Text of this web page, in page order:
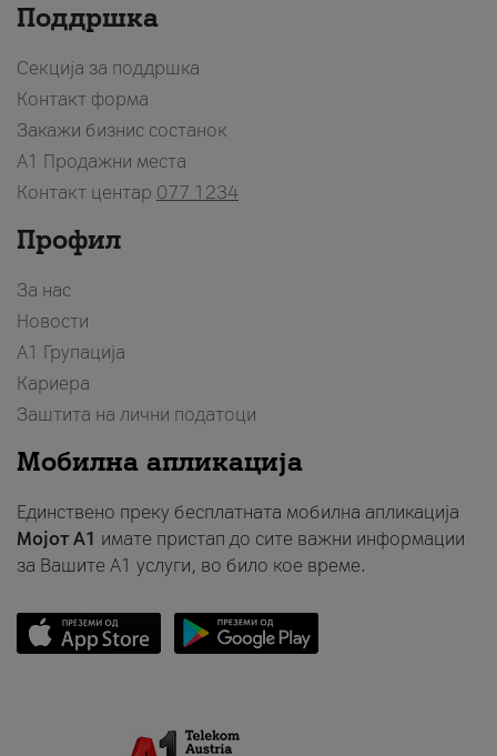
Поддршка
Секција за поддршка
Контакт форма
Закажи бизнис состанок
A1 Продажни места
Контакт центар 077 1234
Профил
За нас
Новости
А1 Групација
Кариера
Заштита на лични податоци
Мобилна апликација
Единствено преку бесплатната мобилна апликација
Мојот A1 имате пристап до сите важни информации
за Вашите A1 услуги, во било кое време.